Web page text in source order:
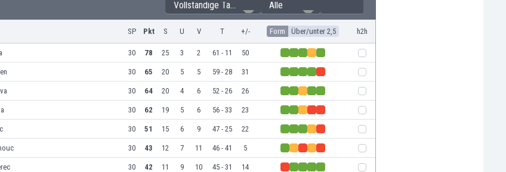
Vollständige Tabelle Alle
SP Pkt S U V T +/- Form Über/unter 2,5 h2h
30 78 25 3 2 61 - 11 50
30 65 20 5 5 59 - 28 31
30 64 20 4 6 52 - 26 26
30 62 19 5 6 56 - 33 23
30 51 15 6 9 47 - 25 22
30 43 12 7 11 46 - 41 5
30 42 11 9 10 45 - 31 14